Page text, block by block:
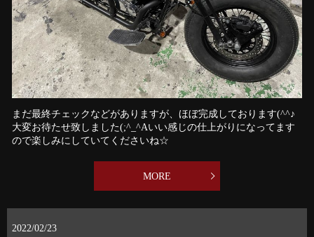
まだ最終チェックなどがありますが、ほぼ完成しております(^^♪
大変お待たせ致しました(;^_^Aいい感じの仕上がりになってます
ので楽しみにしていてくださいね☆
MORE
2022/02/23